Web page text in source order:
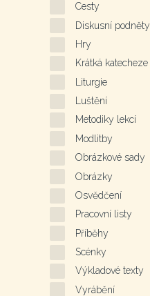
Cesty
Diskusní podněty
Hry
Krátká katecheze
Liturgie
Luštění
Metodiky lekcí
Modlitby
Obrázkové sady
Obrázky
Osvědčení
Pracovní listy
Příběhy
Scénky
Výkladové texty
Vyrábění